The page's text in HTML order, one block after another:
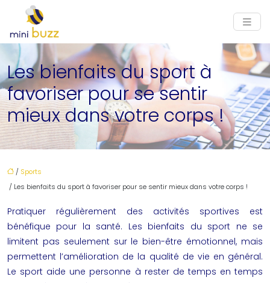
Les bienfaits du sport à
favoriser pour se sentir
mieux dans votre corps !
/ Sports
/ Les bienfaits du sport à favoriser pour se sentir mieux dans votre corps !
Pratiquer régulièrement des activités sportives est
bénéfique pour la santé. Les bienfaits du sport ne se
limitent pas seulement sur le bien-être émotionnel, mais
permettent l’amélioration de la qualité de vie en général.
Le sport aide une personne à rester de temps en temps